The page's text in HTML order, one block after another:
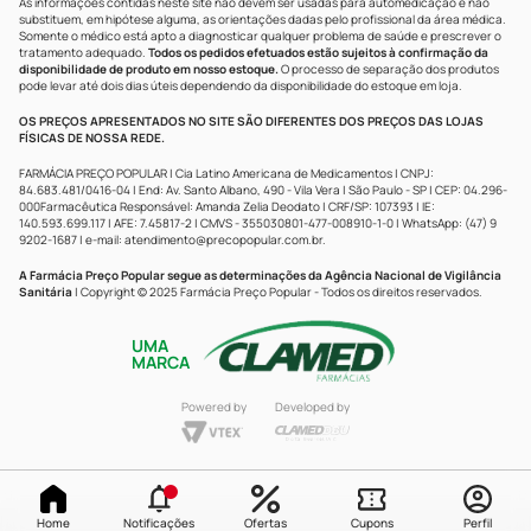
Home Notificações Ofertas Cupons Perfil
substituem, em hipótese alguma, as orientações dadas pelo profissional da área médica.
Somente o médico está apto a diagnosticar qualquer problema de saúde e prescrever o
tratamento adequado. Todos os pedidos efetuados estão sujeitos à confirmação da
disponibilidade de produto em nosso estoque.O processo de separação dos produtos
pode levar até dois dias úteis dependendo da disponibilidade do estoque em loja.
OS PREÇOS APRESENTADOS NO SITE SÃO DIFERENTES DOS PREÇOS DAS LOJAS
FÍSICAS DE NOSSA REDE.
FARMÁCIA PREÇO POPULAR | Cia Latino Americana de Medicamentos | CNPJ:
84.683.481/0416-04 | End: Av. Santo Albano, 490 - Vila Vera | São Paulo - SP | CEP: 04.296-
000Farmacêutica Responsável: Amanda Zelia Deodato | CRF/SP: 107393 | IE:
140.593.699.117 | AFE: 7.45817-2 | CMVS - 355030801-477-008910-1-0 | WhatsApp: (47) 9
9202-1687 | e-mail: atendimento@precopopular.com.br.
A Farmácia Preço Popular segue as determinações da Agência Nacional de Vigilância
Sanitária | Copyright © 2025 Farmácia Preço Popular - Todos os direitos reservados.
UMA
MARCA
Powered by Developed by